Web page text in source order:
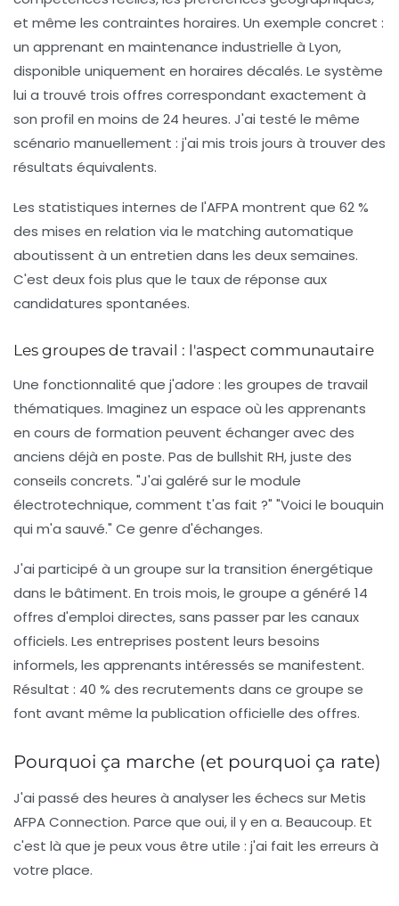
et même les contraintes horaires. Un exemple concret :
un apprenant en maintenance industrielle à Lyon,
disponible uniquement en horaires décalés. Le système
lui a trouvé trois offres correspondant exactement à
son profil en moins de 24 heures. J'ai testé le même
scénario manuellement : j'ai mis trois jours à trouver des
résultats équivalents.
Les statistiques internes de l'AFPA montrent que 62 %
des mises en relation via le matching automatique
aboutissent à un entretien dans les deux semaines.
C'est deux fois plus que le taux de réponse aux
candidatures spontanées.
Les groupes de travail : l'aspect communautaire
Une fonctionnalité que j'adore : les groupes de travail
thématiques. Imaginez un espace où les apprenants
en cours de formation peuvent échanger avec des
anciens déjà en poste. Pas de bullshit RH, juste des
conseils concrets. "J'ai galéré sur le module
électrotechnique, comment t'as fait ?" "Voici le bouquin
qui m'a sauvé." Ce genre d'échanges.
J'ai participé à un groupe sur la transition énergétique
dans le bâtiment. En trois mois, le groupe a généré 14
offres d'emploi directes, sans passer par les canaux
officiels. Les entreprises postent leurs besoins
informels, les apprenants intéressés se manifestent.
Résultat : 40 % des recrutements dans ce groupe se
font avant même la publication officielle des offres.
Pourquoi ça marche (et pourquoi ça rate)
J'ai passé des heures à analyser les échecs sur Metis
AFPA Connection. Parce que oui, il y en a. Beaucoup. Et
c'est là que je peux vous être utile : j'ai fait les erreurs à
votre place.